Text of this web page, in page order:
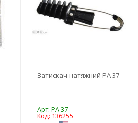
Затискач натяжний PA 37
Арт: PA 37
Код: 136255